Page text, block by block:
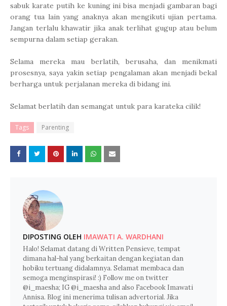
sabuk karate putih ke kuning ini bisa menjadi gambaran bagi
orang tua lain yang anaknya akan mengikuti ujian pertama.
Jangan terlalu khawatir jika anak terlihat gugup atau belum
sempurna dalam setiap gerakan.
Selama mereka mau berlatih, berusaha, dan menikmati
prosesnya, saya yakin setiap pengalaman akan menjadi bekal
berharga untuk perjalanan mereka di bidang ini.
Selamat berlatih dan semangat untuk para karateka cilik!
Tags Parenting
DIPOSTING OLEH IMAWATI A. WARDHANI
Halo! Selamat datang di Written Pensieve, tempat
dimana hal-hal yang berkaitan dengan kegiatan dan
hobiku tertuang didalamnya. Selamat membaca dan
semoga menginspirasi! :) Follow me on twitter
@i_maesha; IG @i_maesha and also Facebook Imawati
Annisa. Blog ini menerima tulisan advertorial. Jika